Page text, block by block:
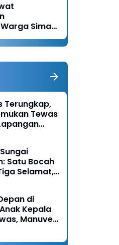
Siman
Ada
Terungkap,
Tewas
Satu Bocah
Selamat,
di
Kepala
Manuver
Pemicu